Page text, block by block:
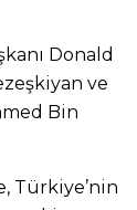
Donald
ve
Bin
Türkiye’nin